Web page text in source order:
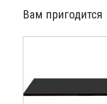
Вам пригодится